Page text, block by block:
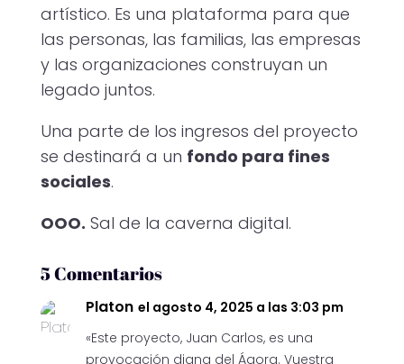
artístico. Es una plataforma para que
las personas, las familias, las empresas
y las organizaciones construyan un
legado juntos.
Una parte de los ingresos del proyecto
se destinará a un fondo para fines
sociales.
OOO. Sal de la caverna digital.
5 Comentarios
Platon el agosto 4, 2025 a las 3:03 pm
«Este proyecto, Juan Carlos, es una
provocación digna del Ágora. Vuestra